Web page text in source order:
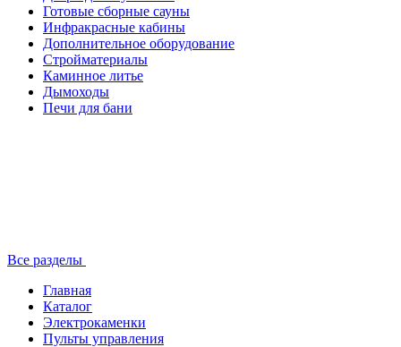
Готовые сборные сауны
Инфракрасные кабины
Дополнительное оборудование
Стройматериалы
Каминное литье
Дымоходы
Печи для бани
Все разделы
Главная
Каталог
Электрокаменки
Пульты управления